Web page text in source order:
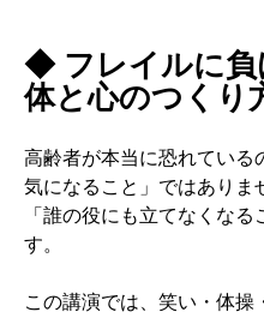
◆ フレイルに負
体と心のつくり
高齢者が本当に恐れている
気になること」ではありま
「誰の役にも立てなくなる
す。
この講演では、笑い・体操